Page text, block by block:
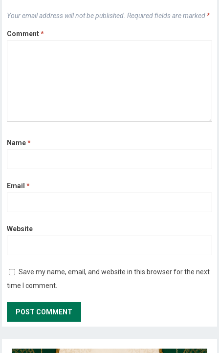
Your email address will not be published. Required fields are marked *
Comment*
Name*
Email*
Website
Save my name, email, and website in this browser for the next
time I comment.